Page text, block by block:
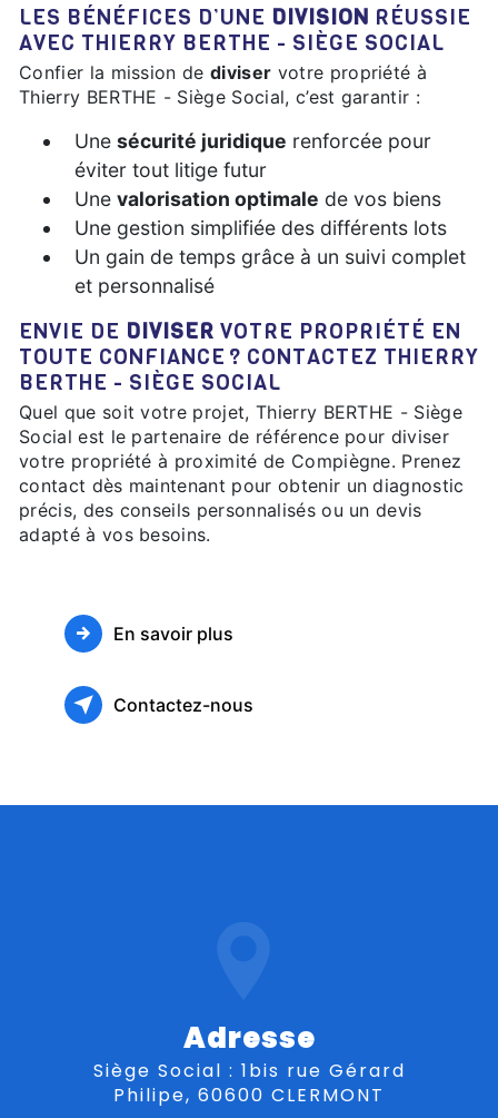
LES BÉNÉFICES D’UNE DIVISION RÉUSSIE
AVEC THIERRY BERTHE - SIÈGE SOCIAL
Confier la mission dediviser votre propriété à
Thierry BERTHE - Siège Social, c’est garantir :
Une sécurité juridique renforcée pour
éviter tout litige futur
Une valorisation optimale de vos biens
Une gestion simplifiée des différents lots
Un gain de temps grâce à un suivi complet
et personnalisé
ENVIE DE DIVISER VOTRE PROPRIÉTÉ EN
TOUTE CONFIANCE ? CONTACTEZ THIERRY
BERTHE - SIÈGE SOCIAL
Quel que soit votre projet, Thierry BERTHE - Siège
Social est le partenaire de référence pour diviser
votre propriété à proximité de Compiègne. Prenez
contact dès maintenant pour obtenir un diagnostic
précis, des conseils personnalisés ou un devis
adapté à vos besoins.
En savoir plus
Contactez-nous
Adresse
Siège Social : 1bis rue Gérard
Philipe, 60600 CLERMONT